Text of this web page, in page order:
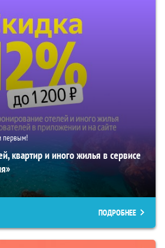
первым!
квартир и иного жилья в сервисе
ПОДРОБНЕЕ